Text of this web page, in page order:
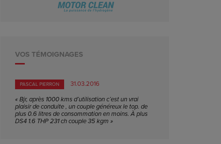
VOS TÉMOIGNAGES
PASCAL PIERRON
31.03.2016
« Bjr, après 1000 kms d’utilisation c’est un vrai
plaisir de conduite , un couple généreux le top. de
plus 0.6 litres de consommation en moins. À plus
DS4 1.6 THP 231 ch couple 35 kgm »